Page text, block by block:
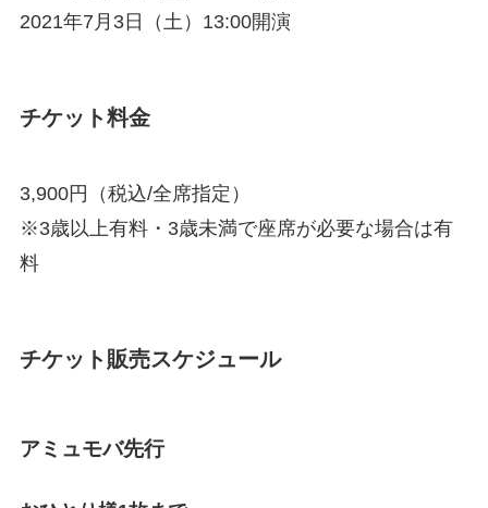
2021年7月3日（土）13:00開演
チケット料金
3,900円（税込/全席指定）
※3歳以上有料・3歳未満で座席が必要な場合は有
料
チケット販売スケジュール
アミュモバ先行